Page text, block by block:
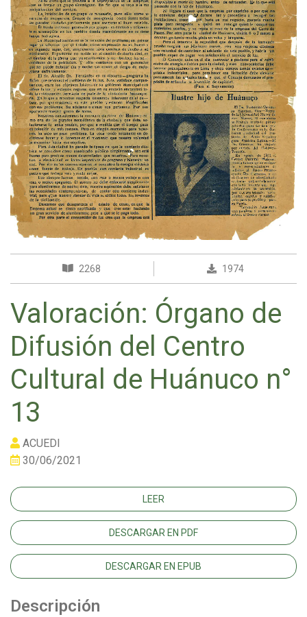
2268 1974
Valoración: Órgano de
Difusión del Centro
Cultural de Huánuco n°
13
ACUEDI
30/06/2021
LEER
DESCARGAR EN PDF
DESCARGAR EN EPUB
Descripción